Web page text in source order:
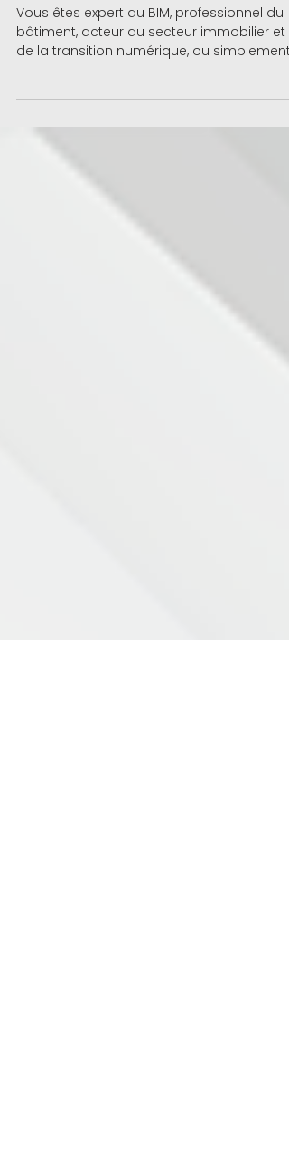
Gexpertise sera au BIM
2025
bâtiment, acteur du secteur immobilier et
curieux ? À...